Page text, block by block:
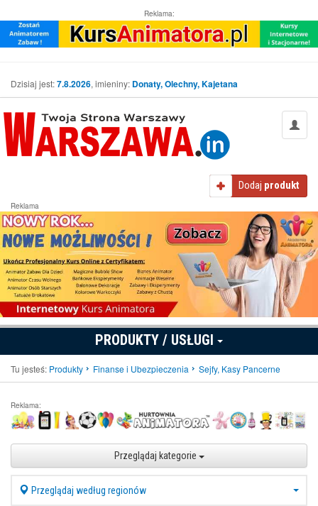
Reklama:
Dzisiaj jest:7.8.2026, imieniny: Donaty, Olechny, Kajetana
Dodaj produkt
Reklama
PRODUKTY / USŁUGI
Tu jesteś: Produkty Finanse i Ubezpieczenia Sejfy, Kasy Pancerne
Reklama:
Przeglądaj kategorie
Przeglądaj według regionów